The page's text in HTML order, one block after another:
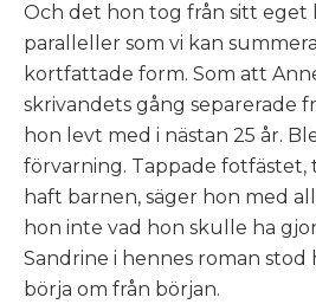
Och det hon tog från sitt eget
paralleller som vi kan
kortfattade form. Som att
skrivandets gång separerade
hon levt med i nästan 25 år.
förvarning. Tappade fotfästet,
haft barnen, säger hon med
hon inte vad hon skulle ha
Sandrine i hennes roman stod
börja om från början.